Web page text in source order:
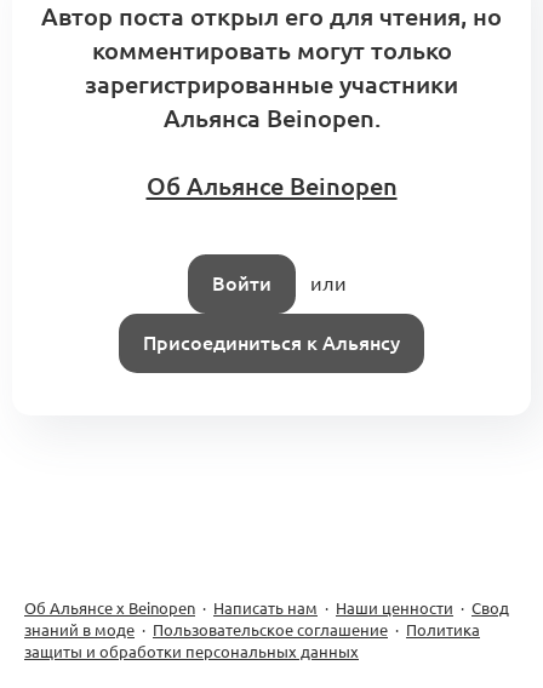
Автор поста открыл его для чтения, но
комментировать могут только
зарегистрированные участники
Альянса Beinopen.
Об Альянсе Beinopen
Войти или
Присоединиться к Альянсу
Об Альянсе х Beinopen · Написать нам · Наши ценности · Свод
знаний в моде · Пользовательское соглашение · Политика
защиты и обработки персональных данных